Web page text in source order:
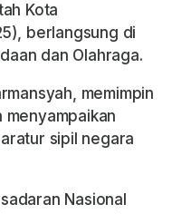
Kota
berlangsung di
dan Olahraga.
memimpin
menyampaikan
sipil negara
Nasional